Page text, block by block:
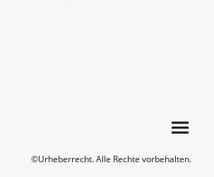
©Urheberrecht. Alle Rechte vorbehalten.